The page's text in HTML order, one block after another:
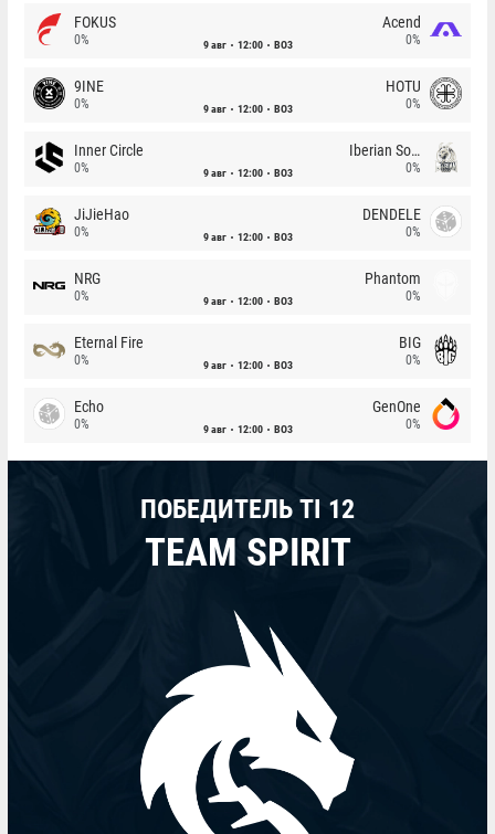
FOKUS
0% 9 авг 12:00 BO3
Acend
0%
9INE
0% 9 авг 12:00 BO3
HOTU
0%
Inner Circle
0% 9 авг 12:00 BO3
Iberian Soul
0%
JiJieHao
0% 9 авг 12:00 BO3
DENDELE
0%
NRG
0% 9 авг 12:00 BO3
Phantom
0%
Eternal Fire
0% 9 авг 12:00 BO3
BIG
0%
Echo
0% 9 авг 12:00 BO3
GenOne
0%
ПОБЕДИТЕЛЬ TI 12
TEAM SPIRIT